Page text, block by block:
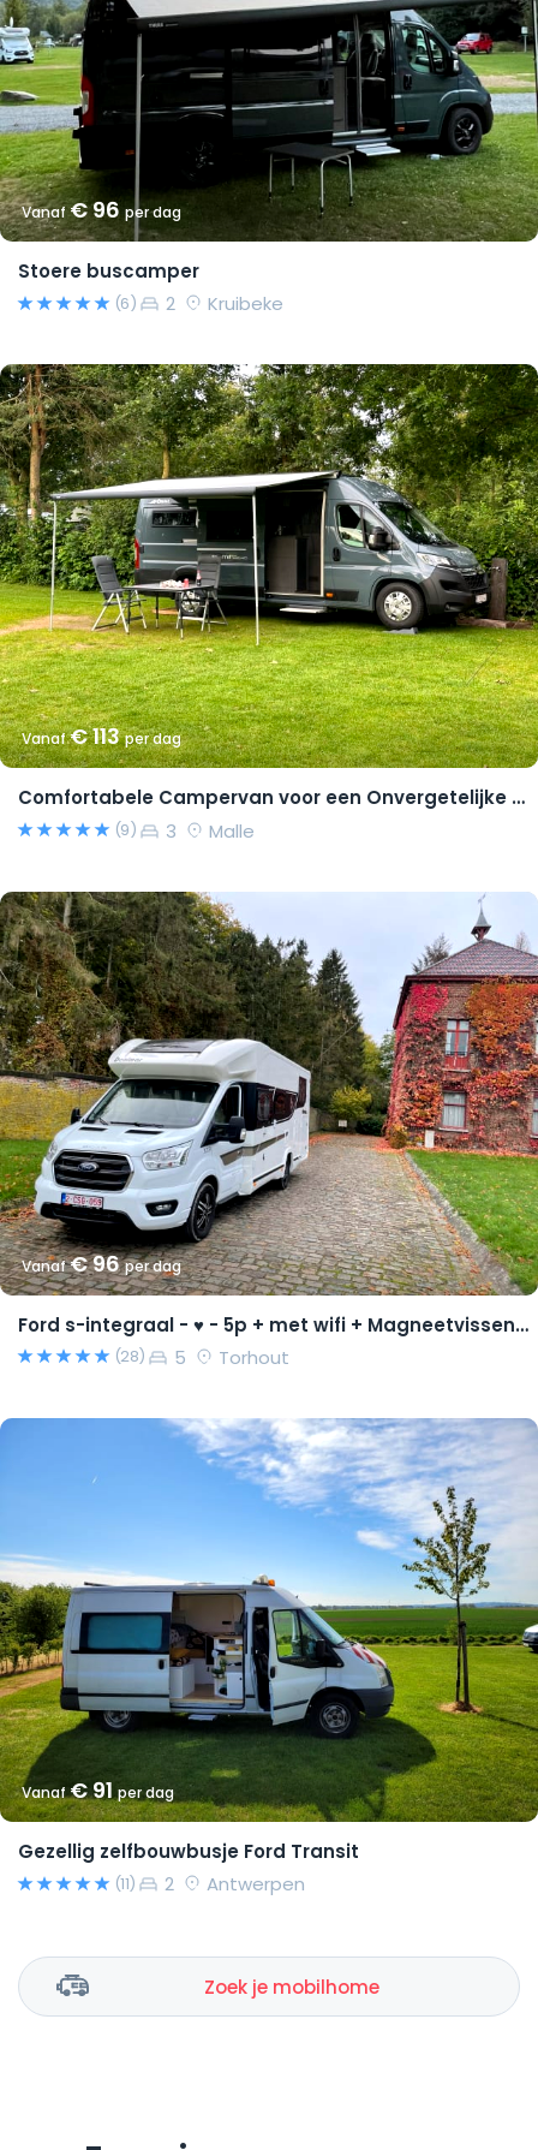
Vanaf€ 96per dag
Stoere buscamper
(6) 2 Kruibeke
Vanaf€ 113per dag
Comfortabele Campervan voor een Onvergetelijke Reis!
(9) 3 Malle
Vanaf€ 96per dag
Ford s-integraal - ♥ - 5p + met wifi + Magneetvissen PRO pakket
(28) 5 Torhout
Vanaf€ 91per dag
Gezellig zelfbouwbusje Ford Transit
(11) 2 Antwerpen
Zoek je mobilhome